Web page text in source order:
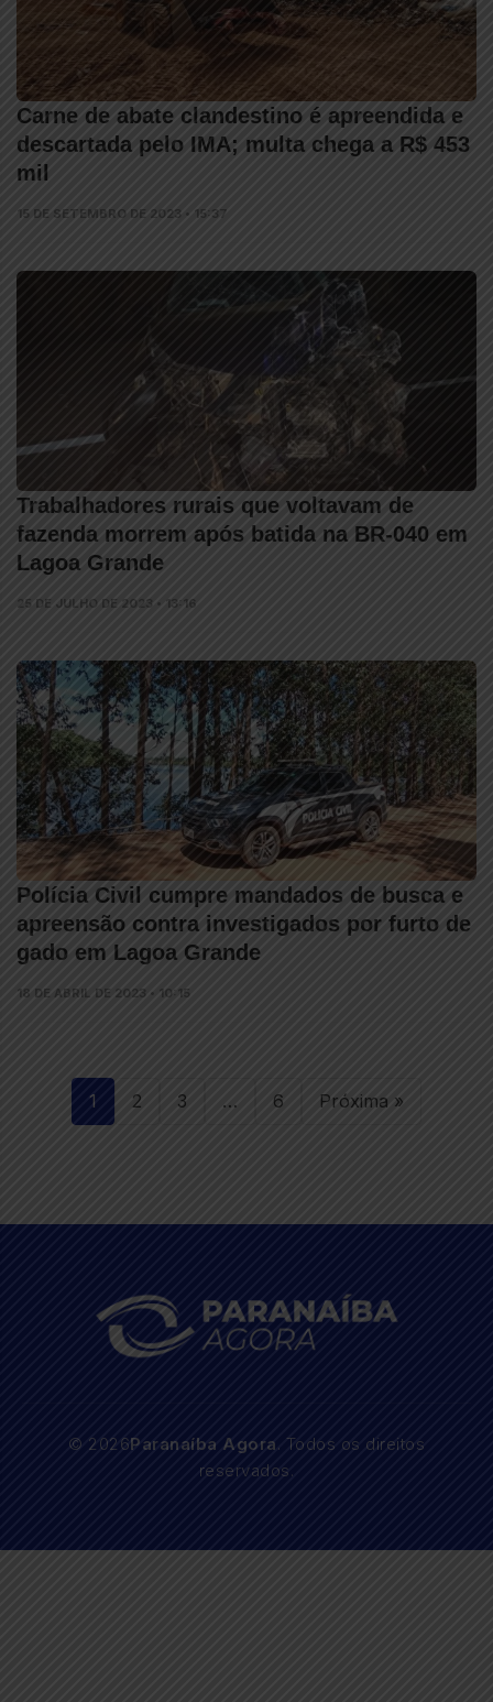
Carne de abate clandestino é apreendida e
descartada pelo IMA; multa chega a R$ 453
mil
15 DE SETEMBRO DE 2023 • 15:37
Trabalhadores rurais que voltavam de
fazenda morrem após batida na BR-040 em
Lagoa Grande
25 DE JULHO DE 2023 • 13:16
Polícia Civil cumpre mandados de busca e
apreensão contra investigados por furto de
gado em Lagoa Grande
18 DE ABRIL DE 2023 • 10:15
1 2 3 … 6 Próxima »
© 2026Paranaíba Agora. Todos os direitos
reservados.